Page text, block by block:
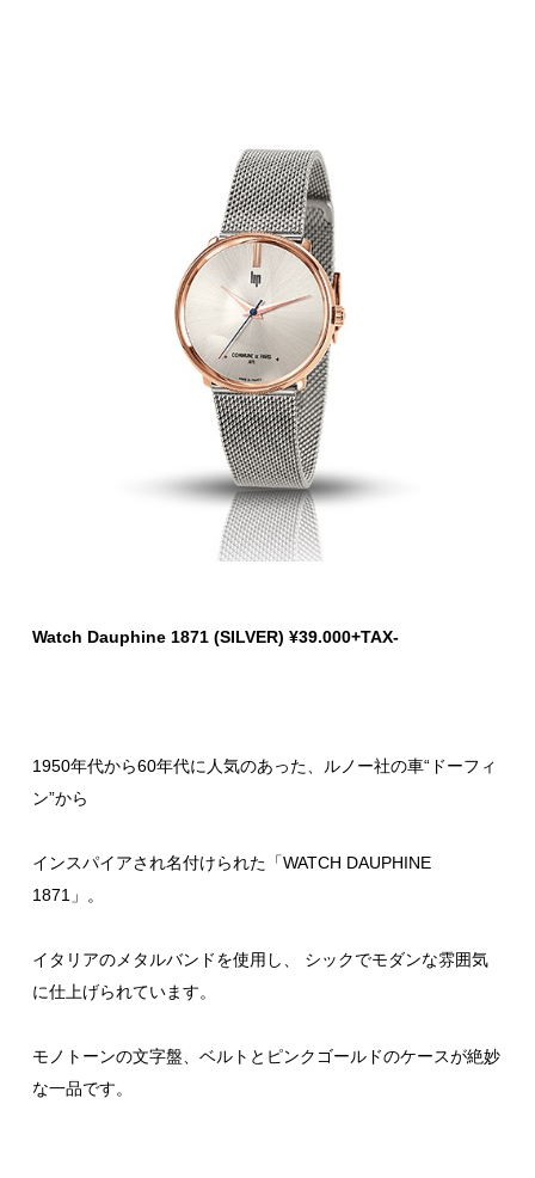
Watch Dauphine 1871 (SILVER) ¥39.000+TAX-
1950年代から60年代に人気のあった、ルノー社の車“ドーフィ
ン”から
インスパイアされ名付けられた「WATCH DAUPHINE
1871」。
イタリアのメタルバンドを使用し、 シックでモダンな雰囲気
に仕上げられています。
モノトーンの文字盤、ベルトとピンクゴールドのケースが絶妙
な一品です。